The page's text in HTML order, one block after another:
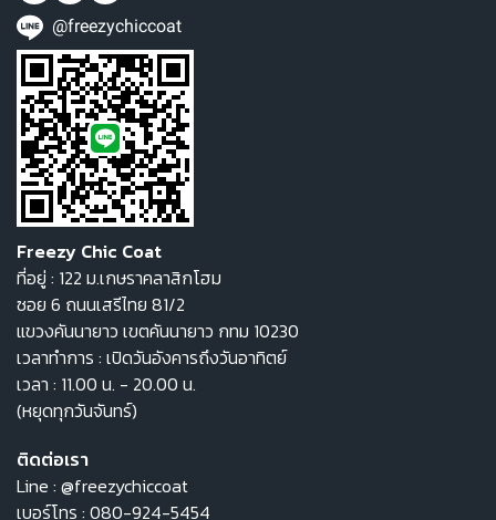
@freezychiccoat
Freezy Chic Coat
ที่อยู่ : 122 ม.เกษราคลาสิกโฮม
ซอย 6 ถนนเสรีไทย 81/2
แขวงคันนายาว เขตคันนายาว กทม 10230
เวลาทำการ : เปิดวันอังคารถึงวันอาทิตย์
เวลา : 11.00 น. - 20.00 น.
(หยุดทุกวันจันทร์)
ติดต่อเรา
Line : @freezychiccoat
เบอร์โทร : 080-924-5454